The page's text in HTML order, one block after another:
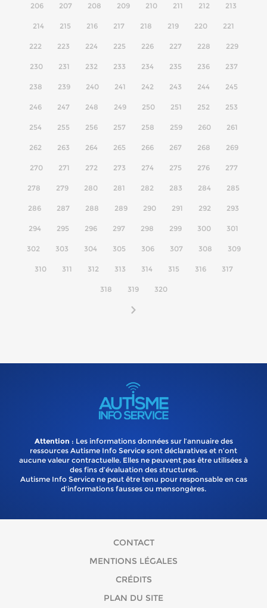
206 207 208 209 210 211 212 213
214 215 216 217 218 219 220 221
222 223 224 225 226 227 228 229
230 231 232 233 234 235 236 237
238 239 240 241 242 243 244 245
246 247 248 249 250 251 252 253
254 255 256 257 258 259 260 261
262 263 264 265 266 267 268 269
270 271 272 273 274 275 276 277
278 279 280 281 282 283 284 285
286 287 288 289 290 291 292 293
294 295 296 297 298 299 300 301
302 303 304 305 306 307 308 309
310 311 312 313 314 315 316 317
318 319 320
Attention : Les informations données sur l’annuaire des
ressources Autisme Info Service sont déclaratives et n’ont
aucune valeur contractuelle. Elles ne peuvent pas être utilisées à
des fins d’évaluation des structures.
Autisme Info Service ne peut être tenu pour responsable en cas
d'informations fausses ou mensongères.
CONTACT
MENTIONS LÉGALES
CRÉDITS
PLAN DU SITE